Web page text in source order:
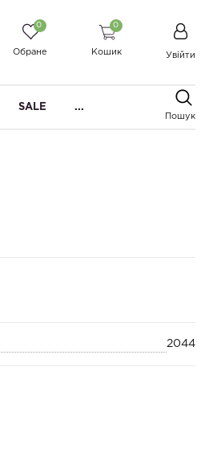
0
Обране
0
Кошик Увійти
SALE ...
Пошук
2044